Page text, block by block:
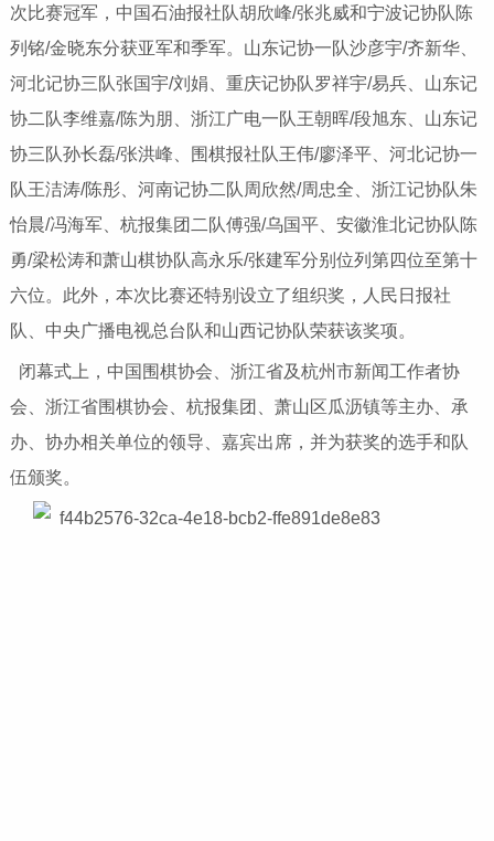
次比赛冠军，中国石油报社队胡欣峰/张兆威和宁波记协队陈
列铭/金晓东分获亚军和季军。山东记协一队沙彦宇/齐新华、
河北记协三队张国宇/刘娟、重庆记协队罗祥宇/易兵、山东记
协二队李维嘉/陈为朋、浙江广电一队王朝晖/段旭东、山东记
协三队孙长磊/张洪峰、围棋报社队王伟/廖泽平、河北记协一
队王洁涛/陈彤、河南记协二队周欣然/周忠全、浙江记协队朱
怡晨/冯海军、杭报集团二队傅强/乌国平、安徽淮北记协队陈
勇/梁松涛和萧山棋协队高永乐/张建军分别位列第四位至第十
六位。此外，本次比赛还特别设立了组织奖，人民日报社
队、中央广播电视总台队和山西记协队荣获该奖项。
闭幕式上，中国围棋协会、浙江省及杭州市新闻工作者协
会、浙江省围棋协会、杭报集团、萧山区瓜沥镇等主办、承
办、协办相关单位的领导、嘉宾出席，并为获奖的选手和队
伍颁奖。